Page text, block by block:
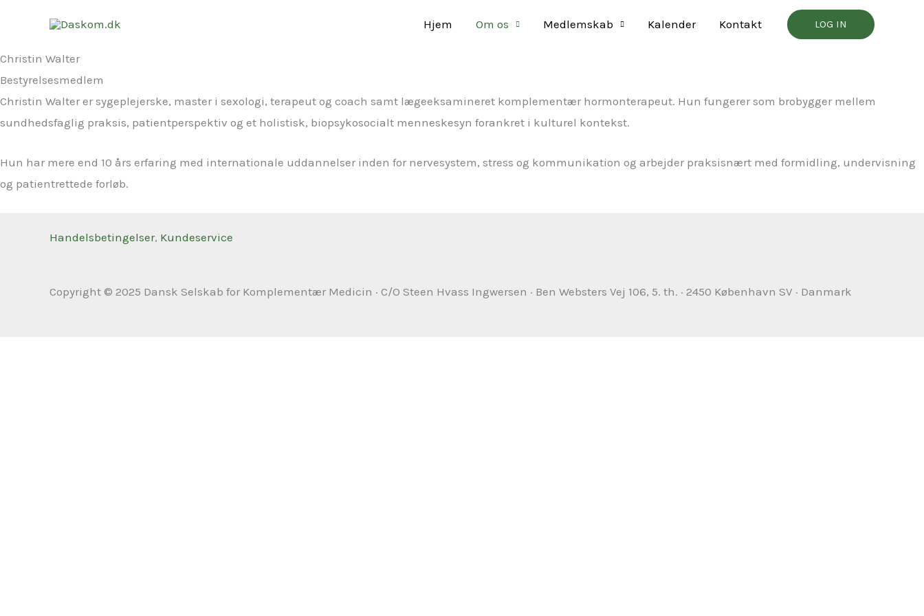
indholdet
Hjem Om os Medlemskab Kalender Kontakt LOG IN
Christin Walter
Bestyrelsesmedlem
Christin Walter er sygeplejerske, master i sexologi, terapeut og coach samt lægeeksamineret komplementær hormonterapeut. Hun fungerer som brobygger mellem
sundhedsfaglig praksis, patientperspektiv og et holistisk, biopsykosocialt menneskesyn forankret i kulturel kontekst.
Hun har mere end 10 års erfaring med internationale uddannelser inden for nervesystem, stress og kommunikation og arbejder praksisnært med formidling, undervisning
og patientrettede forløb.
Handelsbetingelser, Kundeservice
Copyright © 2025 Dansk Selskab for Komplementær Medicin · C/O Steen Hvass Ingwersen · Ben Websters Vej 106, 5. th. · 2450 København SV · Danmark